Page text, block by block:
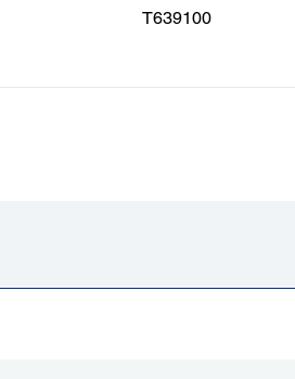
T639100